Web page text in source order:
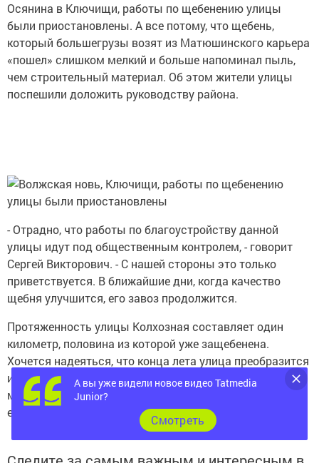
Осянина в Ключищи, работы по щебенению улицы
были приостановлены. А все потому, что щебень,
который большегрузы возят из Матюшинского карьера
«пошел» слишком мелкий и больше напоминал пыль,
чем строительный материал. Об этом жители улицы
поспешили доложить руководству района.
- Отрадно, что работы по благоустройству данной
улицы идут под общественным контролем, - говорит
Сергей Викторович. - С нашей стороны это только
приветствуется. В ближайшие дни, когда качество
щебня улучшится, его завоз продолжится.
Протяженность улицы Колхозная составляет один
километр, половина из которой уже защебенена.
Хочется надеяться, что конца лета улица преобразится
и примет надлежащий вид. А ее жители, с которых
многим из нас стоит взять пример, забудут о прежнем
ее неприглядном состоянии.
А вы уже видели новое видео Tatmedia
Junior?
Cмотреть